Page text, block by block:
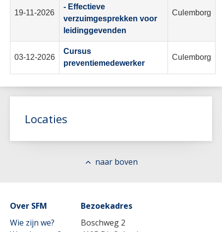
19-11-2026
- Effectieve
verzuimgesprekken voor
leidinggevenden
Culemborg
03-12-2026
Cursus
preventiemedewerker
Culemborg
Locaties
naar boven
Over SFM
Wie zijn we?
Bezoekadres
Boschweg 2